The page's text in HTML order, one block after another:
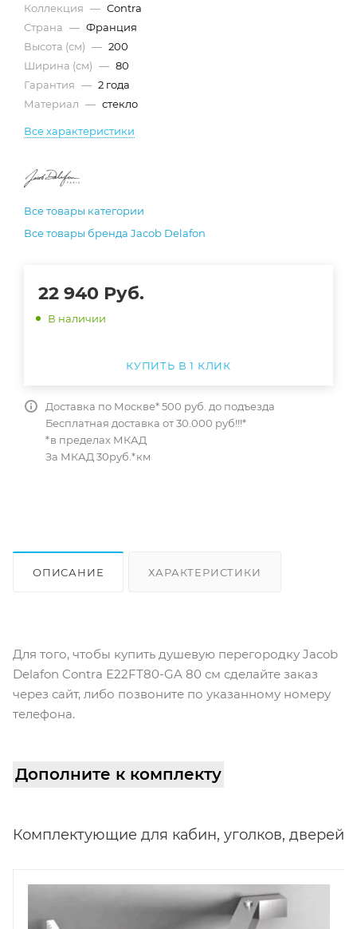
Коллекция — Contra
Страна — Франция
Высота (см) — 200
Ширина (см) — 80
Гарантия — 2 года
Материал — стекло
Все характеристики
Все товары категории
Все товары бренда Jacob Delafon
22 940 Руб.
В наличии
КУПИТЬ В 1 КЛИК
Доставка по Москве* 500 руб. до подъезда
Бесплатная доставка от 30.000 руб!!!*
*в пределах МКАД
За МКАД 30руб.*км
ОПИСАНИЕ ХАРАКТЕРИСТИКИ
Для того, чтобы купить душевую перегородку Jacob
Delafon Contra E22FT80-GA 80 см сделайте заказ
через сайт, либо позвоните по указанному номеру
телефона.
Дополните к комплекту
Комплектующие для кабин, уголков, дверей